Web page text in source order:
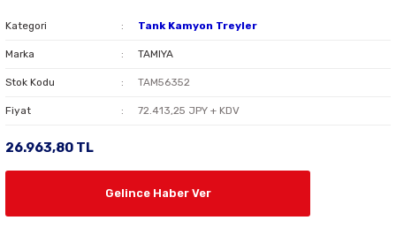
Kategori Tank Kamyon Treyler
Marka TAMIYA
Stok Kodu TAM56352
Fiyat 72.413,25 JPY + KDV
26.963,80 TL
Gelince Haber Ver